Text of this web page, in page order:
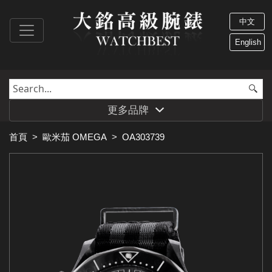
中文
English
更多品牌
首頁 > 歐米茄 OMEGA > OA303739